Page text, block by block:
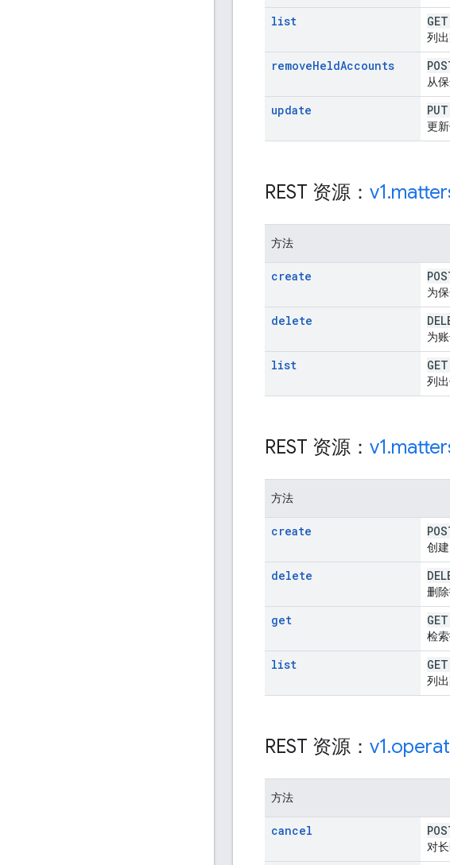
list GET
列
removeHeldAccounts
从
update PUT
更
REST 资源： v1.
方法
create
为
delete
为
list GET
列
REST 资源： v1.
方法
create
创
delete
删
get GET
检
list GET
列
REST 资源： v1.
方法
cancel
对